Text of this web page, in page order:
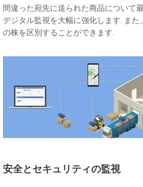
間違った宛先に送られた商品について
デジタル監視を大幅に強化します. また
の株を区別することができます.
安全とセキュリティの監視